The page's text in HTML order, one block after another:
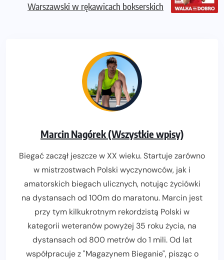
Warszawski w rękawicach bokserskich
Marcin Nagórek (Wszystkie wpisy)
Biegać zaczął jeszcze w XX wieku. Startuje zarówno
w mistrzostwach Polski wyczynowców, jak i
amatorskich biegach ulicznych, notując życiówki
na dystansach od 100m do maratonu. Marcin jest
przy tym kilkukrotnym rekordzistą Polski w
kategorii weteranów powyżej 35 roku życia, na
dystansach od 800 metrów do 1 mili. Od lat
współpracuje z "Magazynem Bieganie", pisząc o